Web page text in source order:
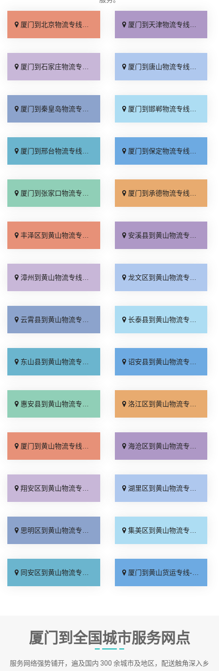
厦门到北京物流专线_直达不中转「送货到门」 厦门到天津物流专线_运保时效「高效快运」
厦门到石家庄物流专线_准时准点「多少公里」 厦门到唐山物流专线_全境派送「收费介绍」
厦门到秦皇岛物流专线_高效运输「运保时效」 厦门到邯郸物流专线_物流拼车「全境配送」
厦门到邢台物流专线_专业靠谱「上门提货」 厦门到保定物流专线_全程直达「高效运输」
厦门到张家口物流专线_全境派送「多久能到」 厦门到承德物流专线_专业调车「合理收费」
丰泽区到黄山物流专线_专业靠谱「直达到站」 安溪县到黄山物流专线_市县闪送「一站式托运」
漳州到黄山物流专线_高效运输「直达往返」 龙文区到黄山物流专线_多少一方「多少公里」
云霄县到黄山物流专线_运保时效「来电咨询」 长泰县到黄山物流专线_直达不中转「定点发车」
东山县到黄山物流专线_专业调车「服务周到」 诏安县到黄山物流专线_资质齐全「专线直达」
惠安县到黄山物流专线_要多少钱「价位合理」 洛江区到黄山物流专线_几天到达「专线直达」
厦门到黄山物流专线_资质齐全「怎么收费」 海沧区到黄山物流专线_要多少钱「合同承运」
翔安区到黄山物流专线_要多少钱「直达往返」 湖里区到黄山物流专线_全境到达「诚信为先」
思明区到黄山物流专线_门到门配送「专业靠谱」 集美区到黄山物流专线_合同承运「上门取件」
同安区到黄山物流专线_专业靠谱「专线查询」 厦门到黄山货运专线-厦门到黄山物流公司_运价实惠「实时跟踪 」
厦门到全国城市服务网点
服务网络强势铺开，遍及国内 300 余城市及地区，配送触角深入乡